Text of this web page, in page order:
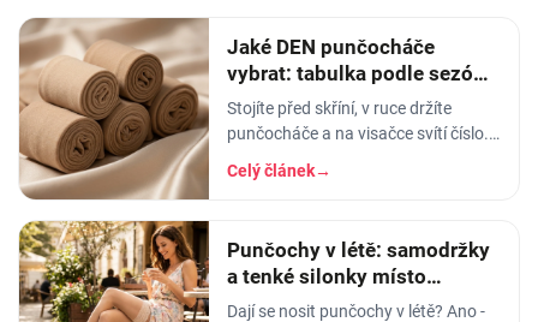
Jaké DEN punčocháče
vybrat: tabulka podle sezóny
i příležitosti
Stojíte před skříní, v ruce držíte
punčocháče a na visačce svítí číslo.
tušení, co to znamená a jestli to dnes
Celý článek→
Punčochy v létě: samodržky
a tenké silonky místo
punčocháčů
Dají se nosit punčochy v létě? Ano -